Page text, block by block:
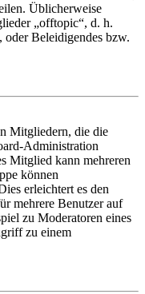
Üblicherweise
„offtopic“, d. h.
oder Beleidigendes bzw.
Mitgliedern, die die
Administration
Mitglied kann mehreren
können
erleichtert es den
mehrere Benutzer auf
zu Moderatoren eines
zu einem